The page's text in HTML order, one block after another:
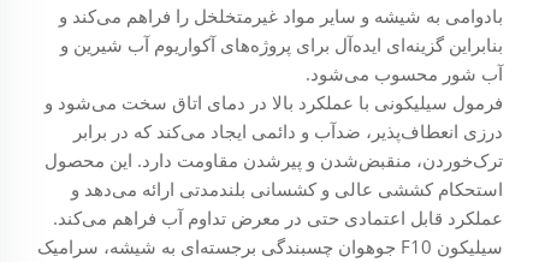
بادوامی به شیشه و سایر مواد غیرمتخلخل را فراهم می‌کند و
بنابراین گزینه‌ای ایده‌آل برای پروژه‌های آکواریوم آب شیرین و
آب شور محسوب می‌شود.
فرمول سیلیکونی با عملکرد بالا در دمای اتاق سخت می‌شود و
درزی انعطاف‌پذیر، ضدآب و دائمی ایجاد می‌کند که در برابر
ترک‌خوردن، منقبض‌شدن و پیرشدن مقاومت دارد. این محصول
استحکام کششی عالی و کشسانی بلندمدتی ارائه می‌دهد و
عملکرد قابل اعتمادی حتی در معرض تداوم آب فراهم می‌کند.
سیلیکون F10 جوهوان چسبندگی برجسته‌ای به شیشه، سرامیک